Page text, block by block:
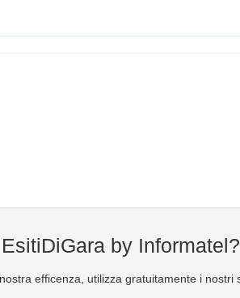
by Informatel?
efficenza, utilizza gratuitamente i nostri